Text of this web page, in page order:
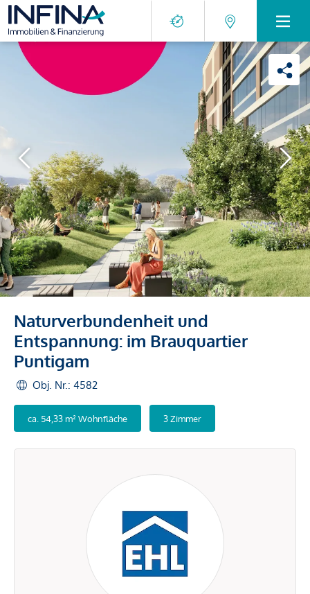
Naturverbundenheit und
Entspannung: im Brauquartier
Puntigam
Obj. Nr.: 4582
ca. 54,33 m² Wohnfläche 3 Zimmer